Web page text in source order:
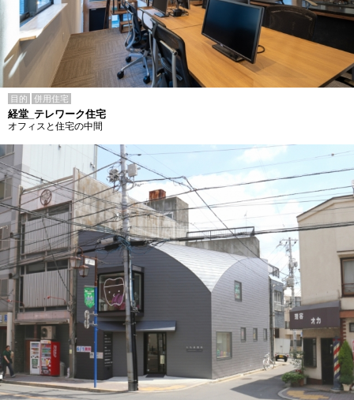
目的 併用住宅
経堂_テレワーク住宅
オフィスと住宅の中間